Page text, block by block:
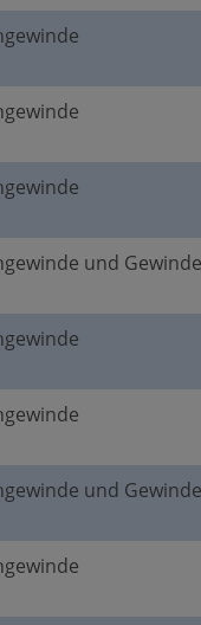
und
und